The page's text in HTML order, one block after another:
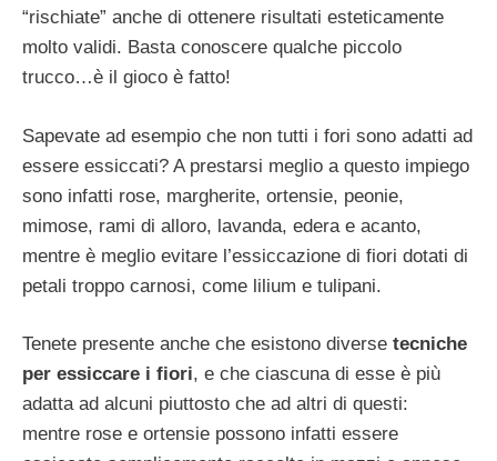
“rischiate” anche di ottenere risultati esteticamente
molto validi. Basta conoscere qualche piccolo
trucco…è il gioco è fatto!
Sapevate ad esempio che non tutti i fori sono adatti ad
essere essiccati? A prestarsi meglio a questo impiego
sono infatti rose, margherite, ortensie, peonie,
mimose, rami di alloro, lavanda, edera e acanto,
mentre è meglio evitare l’essiccazione di fiori dotati di
petali troppo carnosi, come lilium e tulipani.
Tenete presente anche che esistono diverse tecniche
per essiccare i fiori, e che ciascuna di esse è più
adatta ad alcuni piuttosto che ad altri di questi:
mentre rose e ortensie possono infatti essere